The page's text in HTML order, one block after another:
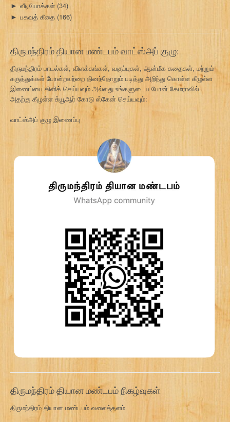
► வீடியோக்கள் (34)
► பகவத் கீதை (166)
திருமந்திரம் தியான மண்டபம் வாட்ஸ்அப் குழு:
திருமந்திரம் பாடல்கள், விளக்கங்கள், வகுப்புகள், ஆன்மீக கதைகள், மற்றும்
கருத்துக்கள் போன்றவற்றை தினந்தோறும் படித்து அறிந்து கொள்ள கீழுள்ள
இணைப்பை கிளிக் செய்யவும் அல்லது உங்களுடைய போன் கேமராவில்
அதற்கு கீழுள்ள க்யூஆர் கோடு ஸ்கேன் செய்யவும்:
வாட்ஸ்அப் குழு இணைப்பு
திருமந்திரம் தியான மண்டபம் நிகழ்வுகள்:
திருமந்திரம் தியான மண்டபம் வலைத்தளம்